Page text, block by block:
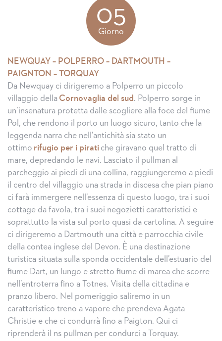
05
Giorno
NEWQUAY – POLPERRO – DARTMOUTH –
PAIGNTON – TORQUAY
Da Newquay ci dirigeremo a Polperro un piccolo
villaggio della Cornovaglia del sud . Polperro sorge in
un’insenatura protetta dalle scogliere alla foce del fiume
Pol, che rendono il porto un luogo sicuro, tanto che la
leggenda narra che nell’antichità sia stato un
ottimo rifugio per i pirati che giravano quel tratto di
mare, depredando le navi. Lasciato il pullman al
parcheggio ai piedi di una collina, raggiungeremo a piedi
il centro del villaggio una strada in discesa che pian piano
ci farà immergere nell’essenza di questo luogo, tra i suoi
cottage da favola, tra i suoi negozietti caratteristici e
soprattutto la vista sul porto quasi da cartolina. A seguire
ci dirigeremo a Dartmouth una città e parrocchia civile
della contea inglese del Devon. È una destinazione
turistica situata sulla sponda occidentale dell’estuario del
fiume Dart, un lungo e stretto fiume di marea che scorre
nell’entroterra fino a Totnes. Visita della cittadina e
pranzo libero. Nel pomeriggio saliremo in un
caratteristico treno a vapore che prendeva Agata
Christie e che ci condurrà fino a Paigton. Qui ci
riprenderà il ns pullman per condurci a Torquay.